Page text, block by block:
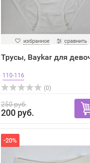
избранное сравнить
Трусы, Baykar для
110-116
(0)
250 руб.
200 руб.
-20%